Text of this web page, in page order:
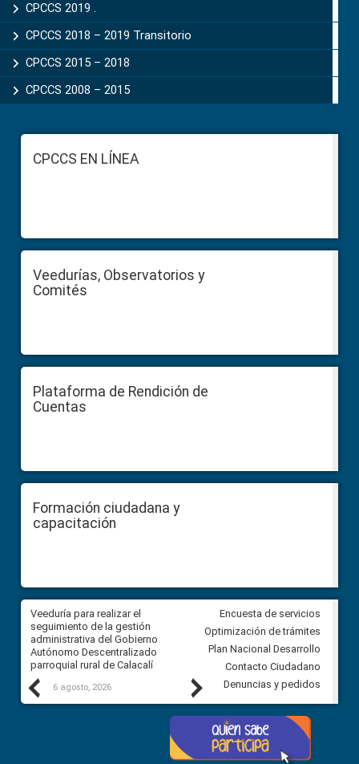
CPCCS 2019 .
CPCCS 2018 – 2019 Transitorio
CPCCS 2015 – 2018
CPCCS 2008 – 2015
FooterCPCCS EN LÍNEA
Veedurías, Observatorios y
Comités
Plataforma de Rendición de
Cuentas
Formación ciudadana y
capacitación
Previous
Veeduría para realizar el
seguimiento de la gestión
administrativa del Gobierno
Autónomo Descentralizado
parroquial rural de Calacalí
6 agosto, 2026
Veeduría para vigilar los
derivados de la Audiencia
comunidad Urbina, parroquia
Carolina
5 agosto, 2026
Next
Encuesta de servicios
Optimización de trámites
Plan Nacional Desarrollo
Contacto Ciudadano
Denuncias y pedidos